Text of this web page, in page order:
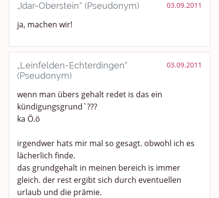
Medien & Showgeschäft
Kochen, Backen und Genießen
Anregungen und Support
Spiel, Spaß und Sinnlosigkeit
Gewicht reduzieren
Archiv
„Idar-Oberstein“ (Pseudonym) 03.09.2011
ja, machen wir!
„Leinfelden-Echterdingen“
(Pseudonym)
03.09.2011
wenn man übers gehalt redet is das ein
kündigungsgrund`???
ka Ö.ö
irgendwer hats mir mal so gesagt. obwohl ich es
lächerlich finde.
das grundgehalt in meinen bereich is immer
gleich. der rest ergibt sich durch eventuellen
urlaub und die prämie.